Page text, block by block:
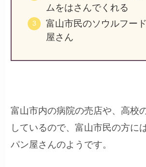
ムをはさんでくれる
富山市民のソウルフー
屋さん
富山市内の病院の売店や、高校
しているので、富山市民の方に
パン屋さんのようです。